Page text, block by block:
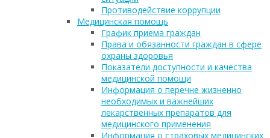
Противодействие коррупции
Медицинская помощь
График приема граждан
Права и обязанности граждан в сфере
охраны здоровья
Показатели доступности и качества
медицинской помощи
Информация о перечне жизненно
необходимых и важнейших
лекарственных препаратов для
медицинского применения
Информация о страховых медицинских